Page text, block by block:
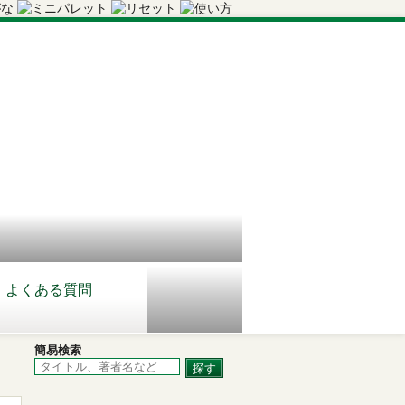
よくある質問
簡易検索